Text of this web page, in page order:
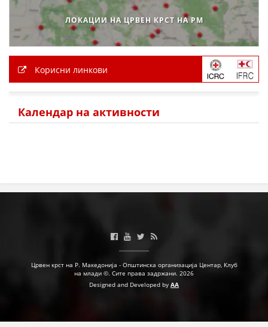
ЗНАЧЕЊЕ НА СЛУЖБАТА ЗА БАРАЊЕ
ФОРМУЛАРИ ЗА БАРАЊА
ИНФОРМАЦИИ ЗА БОЛЕСТИ
ЗА НАС
ПРИРАЧНИЦИ
ЛОКАЦИИ НА ЦРВЕН КРСТ НА РМ
Корисни линкови
Календар на активности
Црвен крст на Р. Македонија - Општинска организација Центар, Клуб
на млади ©. Сите права задржани. 2026
Designed and Developed by AA